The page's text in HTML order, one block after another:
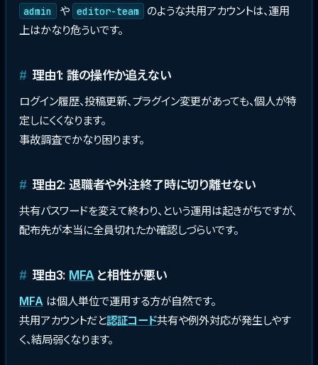
admin や editor-team
のような共用アカウントは、運用
上はかなり危ういです。
理由1: 誰の操作か追えない
ログイン履歴、投稿更新、プラグイン変更があっても、個人が特
定しにくくなります。
事故調査でかなり困ります。
理由2: 退職者や外注終了時に切り離せない
共有パスワードを変えて終わり、という運用は起きがちですが、
配布先が本当に全員切れたか確認しづらいです。
理由3: MFA と相性が悪い
MFA は個人単位で運用する方が自然です。
共用アカウントだと認証コード共有や例外対応が発生しやす
く、結局弱くなります。